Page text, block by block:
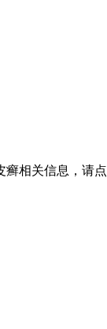
癣相关信息，请